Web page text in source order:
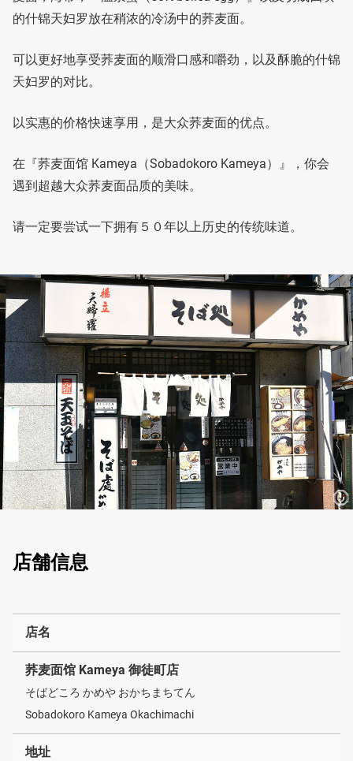
的什锦天妇罗放在稍浓的冷汤中的荞麦面。
可以更好地享受荞麦面的顺滑口感和嚼劲，以及酥脆的什锦
天妇罗的对比。
以实惠的价格快速享用，是大众荞麦面的优点。
在『荞麦面馆 Kameya（Sobadokoro Kameya）』，你会
遇到超越大众荞麦面品质的美味。
请一定要尝试一下拥有５０年以上历史的传统味道。
店舗信息
店名
荞麦面馆 Kameya 御徒町店
そばどころ かめや おかちまちてん
Sobadokoro Kameya Okachimachi
地址